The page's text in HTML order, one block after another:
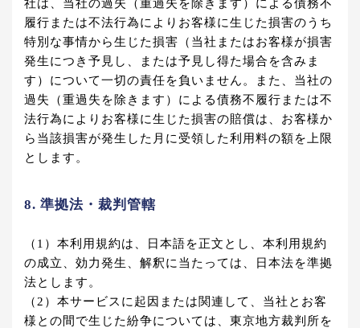
社は、当社の過失（重過失を除きます）による債務不
履行または不法行為によりお客様に生じた損害のうち
特別な事情から生じた損害（当社またはお客様が損害
発生につき予見し、または予見し得た場合を含みま
す）について一切の責任を負いません。また、当社の
過失（重過失を除きます）による債務不履行または不
法行為によりお客様に生じた損害の賠償は、お客様か
ら当該損害が発生した月に受領した利用料の額を上限
とします。
8. 準拠法・裁判管轄
（1）本利用規約は、日本語を正文とし、本利用規約
の成立、効力発生、解釈に当たっては、日本法を準拠
法とします。
（2）本サービスに起因または関連して、当社とお客
様との間で生じた紛争については、東京地方裁判所を